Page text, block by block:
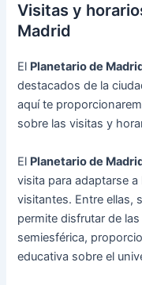
Visitas y
Madrid
El Planetario de
destacados de la
aquí te
sobre las visitas y
El Planetario de
visita para adaptarse
visitantes. Entre ellas,
permite disfrutar de
semiesférica,
educativa sobre el